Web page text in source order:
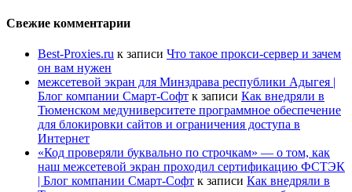
Свежие комментарии
Best-Proxies.ru к записи Что такое прокси-сервер и зачем
он вам нужен
межсетевой экран для Минздрава республики Адыгея |
Блог компании Смарт-Софт к записи Как внедряли в
Тюменском медуниверситете программное обеспечение
для блокировки сайтов и ограничения доступа в
Интернет
«Код проверяли буквально по строчкам» — о том, как
наш межсетевой экран проходил сертификацию ФСТЭК
| Блог компании Смарт-Софт к записи Как внедряли в